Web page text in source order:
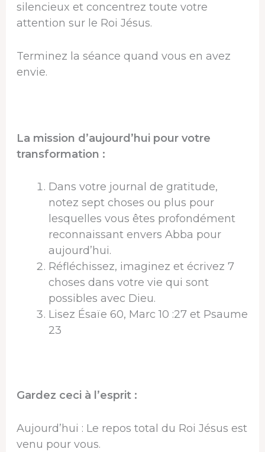
silencieux et concentrez toute votre
attention sur le Roi Jésus.
Terminez la séance quand vous en avez
envie.
La mission d’aujourd’hui pour votre
transformation :
Dans votre journal de gratitude,
notez sept choses ou plus pour
lesquelles vous êtes profondément
reconnaissant envers Abba pour
aujourd’hui.
Réfléchissez, imaginez et écrivez 7
choses dans votre vie qui sont
possibles avec Dieu.
Lisez Ésaïe 60, Marc 10 :27 et Psaume
23
Gardez ceci à l’esprit :
Aujourd’hui : Le repos total du Roi Jésus est
venu pour vous.